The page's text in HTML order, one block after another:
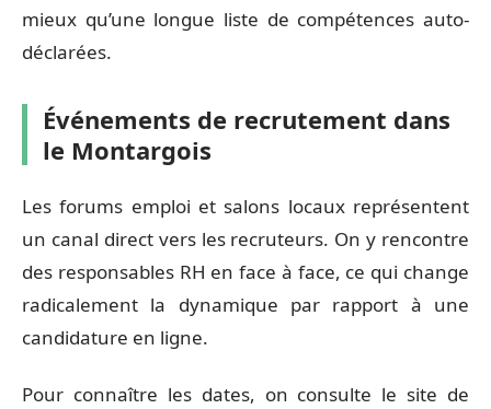
mieux qu’une longue liste de compétences auto-
déclarées.
Événements de recrutement dans
le Montargois
Les forums emploi et salons locaux représentent
un canal direct vers les recruteurs. On y rencontre
des responsables RH en face à face, ce qui change
radicalement la dynamique par rapport à une
candidature en ligne.
Pour connaître les dates, on consulte le site de